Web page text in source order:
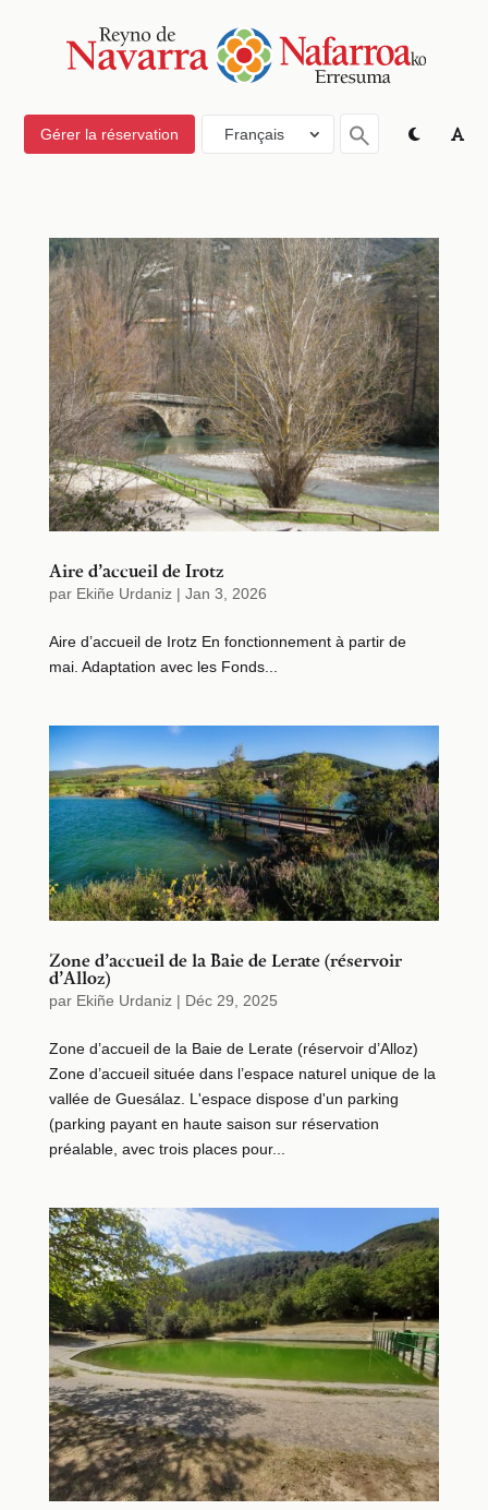
Gérer la réservation Français
Aire d’accueil de Irotz
par Ekiñe Urdaniz| Jan 3, 2026
Aire d’accueil de Irotz En fonctionnement à partir de
mai. Adaptation avec les Fonds...
Zone d’accueil de la Baie de Lerate (réservoir
d’Alloz)
par Ekiñe Urdaniz| Déc 29, 2025
Zone d’accueil de la Baie de Lerate (réservoir d’Alloz)
Zone d’accueil située dans l’espace naturel unique de la
vallée de Guesálaz. L'espace dispose d'un parking
(parking payant en haute saison sur réservation
préalable, avec trois places pour...